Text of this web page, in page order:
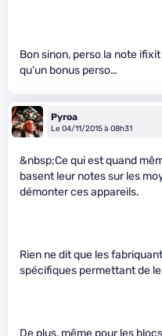
Bon sinon, perso la note
qu’un bonus perso…
Pyroa
Le 04/11/2015 à 08h31
&nbsp;Ce qui est quand
basent leur notes sur les
démonter ces appareils.
Rien ne dit que les
spécifiques permettant de